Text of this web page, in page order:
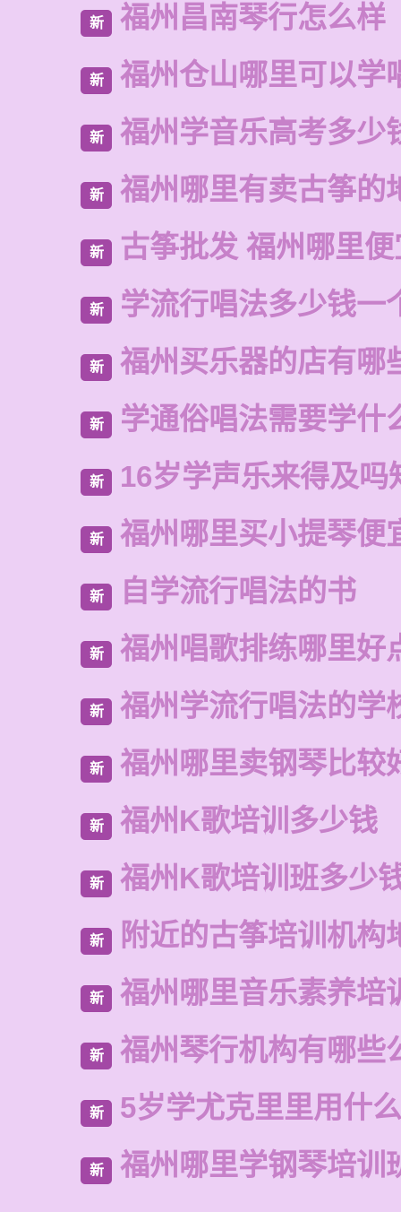
新 福州昌南琴行怎么样
新 福州仓山哪里可以学
新 福州学音乐高考多少
新 福州哪里有卖古筝的
新 古筝批发 福州哪里
新 学流行唱法多少钱一
新 福州买乐器的店有哪
新 学通俗唱法需要学什
新 16岁学声乐来得及吗
新 福州哪里买小提琴便
新 自学流行唱法的书
新 福州唱歌排练哪里好
新 福州学流行唱法的学
新 福州哪里卖钢琴比较
新 福州K歌培训多少钱
新 福州K歌培训班多少
新 附近的古筝培训机构
新 福州哪里音乐素养培
新 福州琴行机构有哪些
新 5岁学尤克里里用什
新 福州哪里学钢琴培训